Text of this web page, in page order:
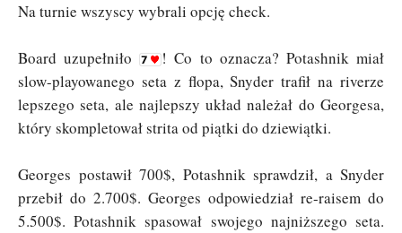
Na turnie wszyscy wybrali opcję check.
Board uzupełniło
! Co to oznacza? Potashnik miał
slow-playowanego seta z flopa, Snyder trafił na riverze
lepszego seta, ale najlepszy układ należał do Georgesa,
który skompletował strita od piątki do dziewiątki.
Georges postawił 700$, Potashnik sprawdził, a Snyder
przebił do 2.700$. Georges odpowiedział re-raisem do
5.500$. Potashnik spasował swojego najniższego seta.